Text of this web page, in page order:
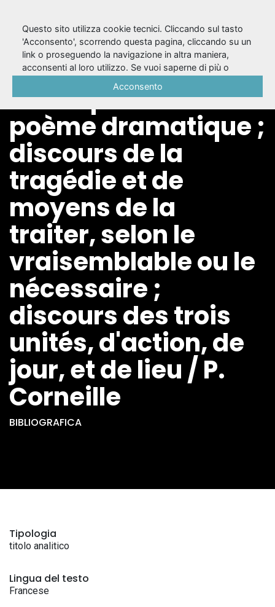
Discours de l'utilité
et des parties du
poème dramatique ;
discours de la
tragédie et de
moyens de la
traiter, selon le
vraisemblable ou le
nécessaire ;
discours des trois
unités, d'action, de
jour, et de lieu / P.
Corneille
BIBLIOGRAFICA
Tipologia
titolo analitico
Lingua del testo
Francese
Questo sito utilizza cookie tecnici. Cliccando sul tasto
'Acconsento', scorrendo questa pagina, cliccando su un
link o proseguendo la navigazione in altra maniera,
acconsenti al loro utilizzo. Se vuoi saperne di più o
Acconsento